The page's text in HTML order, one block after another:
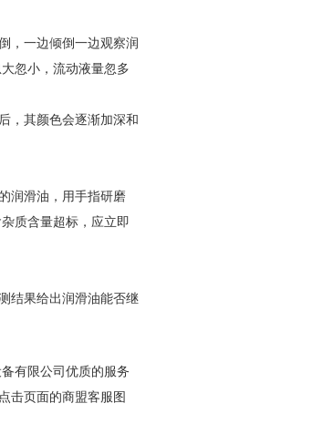
，一边倾倒一边观察润
忽小，流动液量忽多
，其颜色会逐渐加深和
润滑油，用手指研磨
质含量超标，应立即
结果给出润滑油能否继
有限公司优质的服务
击页面的商盟客服图